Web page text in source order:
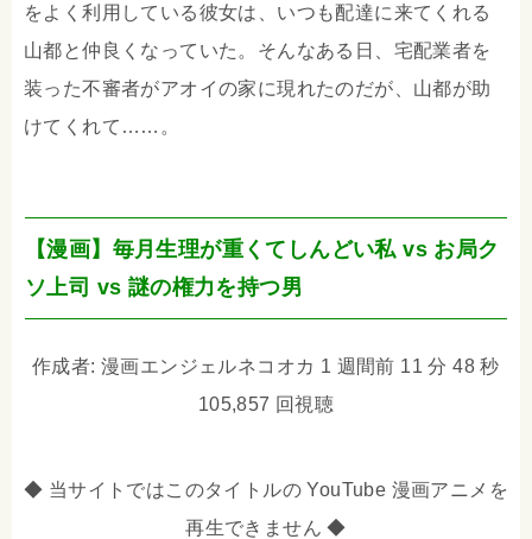
をよく利用している彼女は、いつも配達に来てくれる
山都と仲良くなっていた。そんなある日、宅配業者を
装った不審者がアオイの家に現れたのだが、山都が助
けてくれて……。
【漫画】毎月生理が重くてしんどい私 vs お局ク
ソ上司 vs 謎の権力を持つ男
作成者: 漫画エンジェルネコオカ 1 週間前 11 分 48 秒
105,857 回視聴
◆ 当サイトではこのタイトルの YouTube 漫画アニメを
再生できません ◆